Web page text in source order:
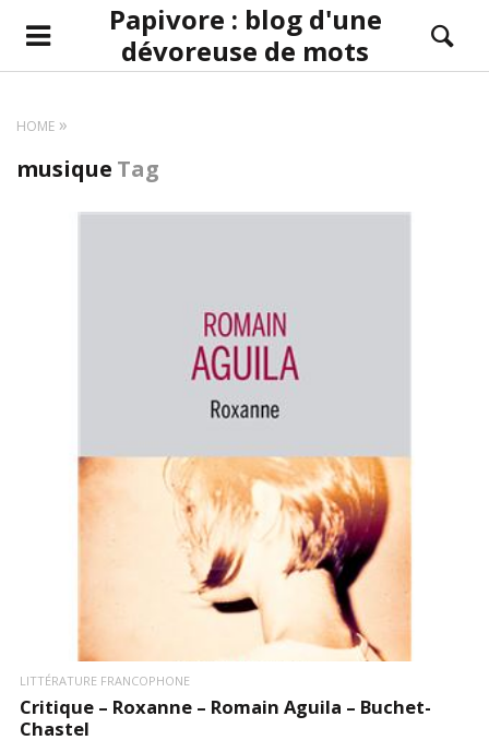
Papivore : blog d'une
dévoreuse de mots
HOME
musique Tag
LIRE LA SUITE
LITTÉRATURE FRANCOPHONE
Critique – Roxanne – Romain Aguila – Buchet-
Chastel